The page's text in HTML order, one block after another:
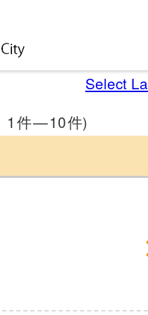
Select
1 件—10件)